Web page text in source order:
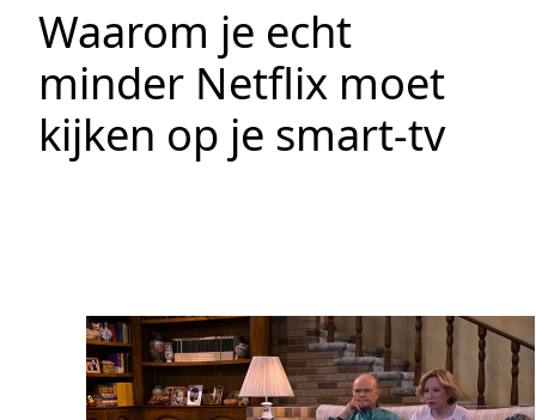
Waarom je echt
minder Netflix moet
kijken op je smart-tv